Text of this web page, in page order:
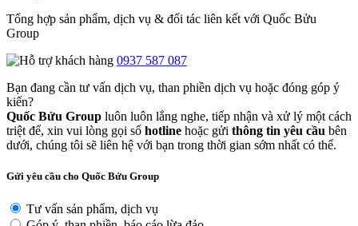
Tổng hợp sản phẩm, dịch vụ & đối tác liên kết với Quốc Bửu
Group
0937 587 087
Bạn đang cần tư vấn dịch vụ, than phiền dịch vụ hoặc đóng góp ý
kiến?
Quốc Bửu Group luôn luôn lắng nghe, tiếp nhận và xử lý một cách
triệt để, xin vui lòng gọi số hotline hoặc gửi thông tin yêu cầu bên
dưới, chúng tôi sẽ liên hệ với bạn trong thời gian sớm nhất có thể.
Gửi yêu cầu cho Quốc Bửu Group
Tư vấn sản phẩm, dịch vụ